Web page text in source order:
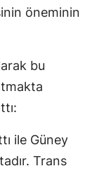
öneminin
bu
ile Güney
Trans